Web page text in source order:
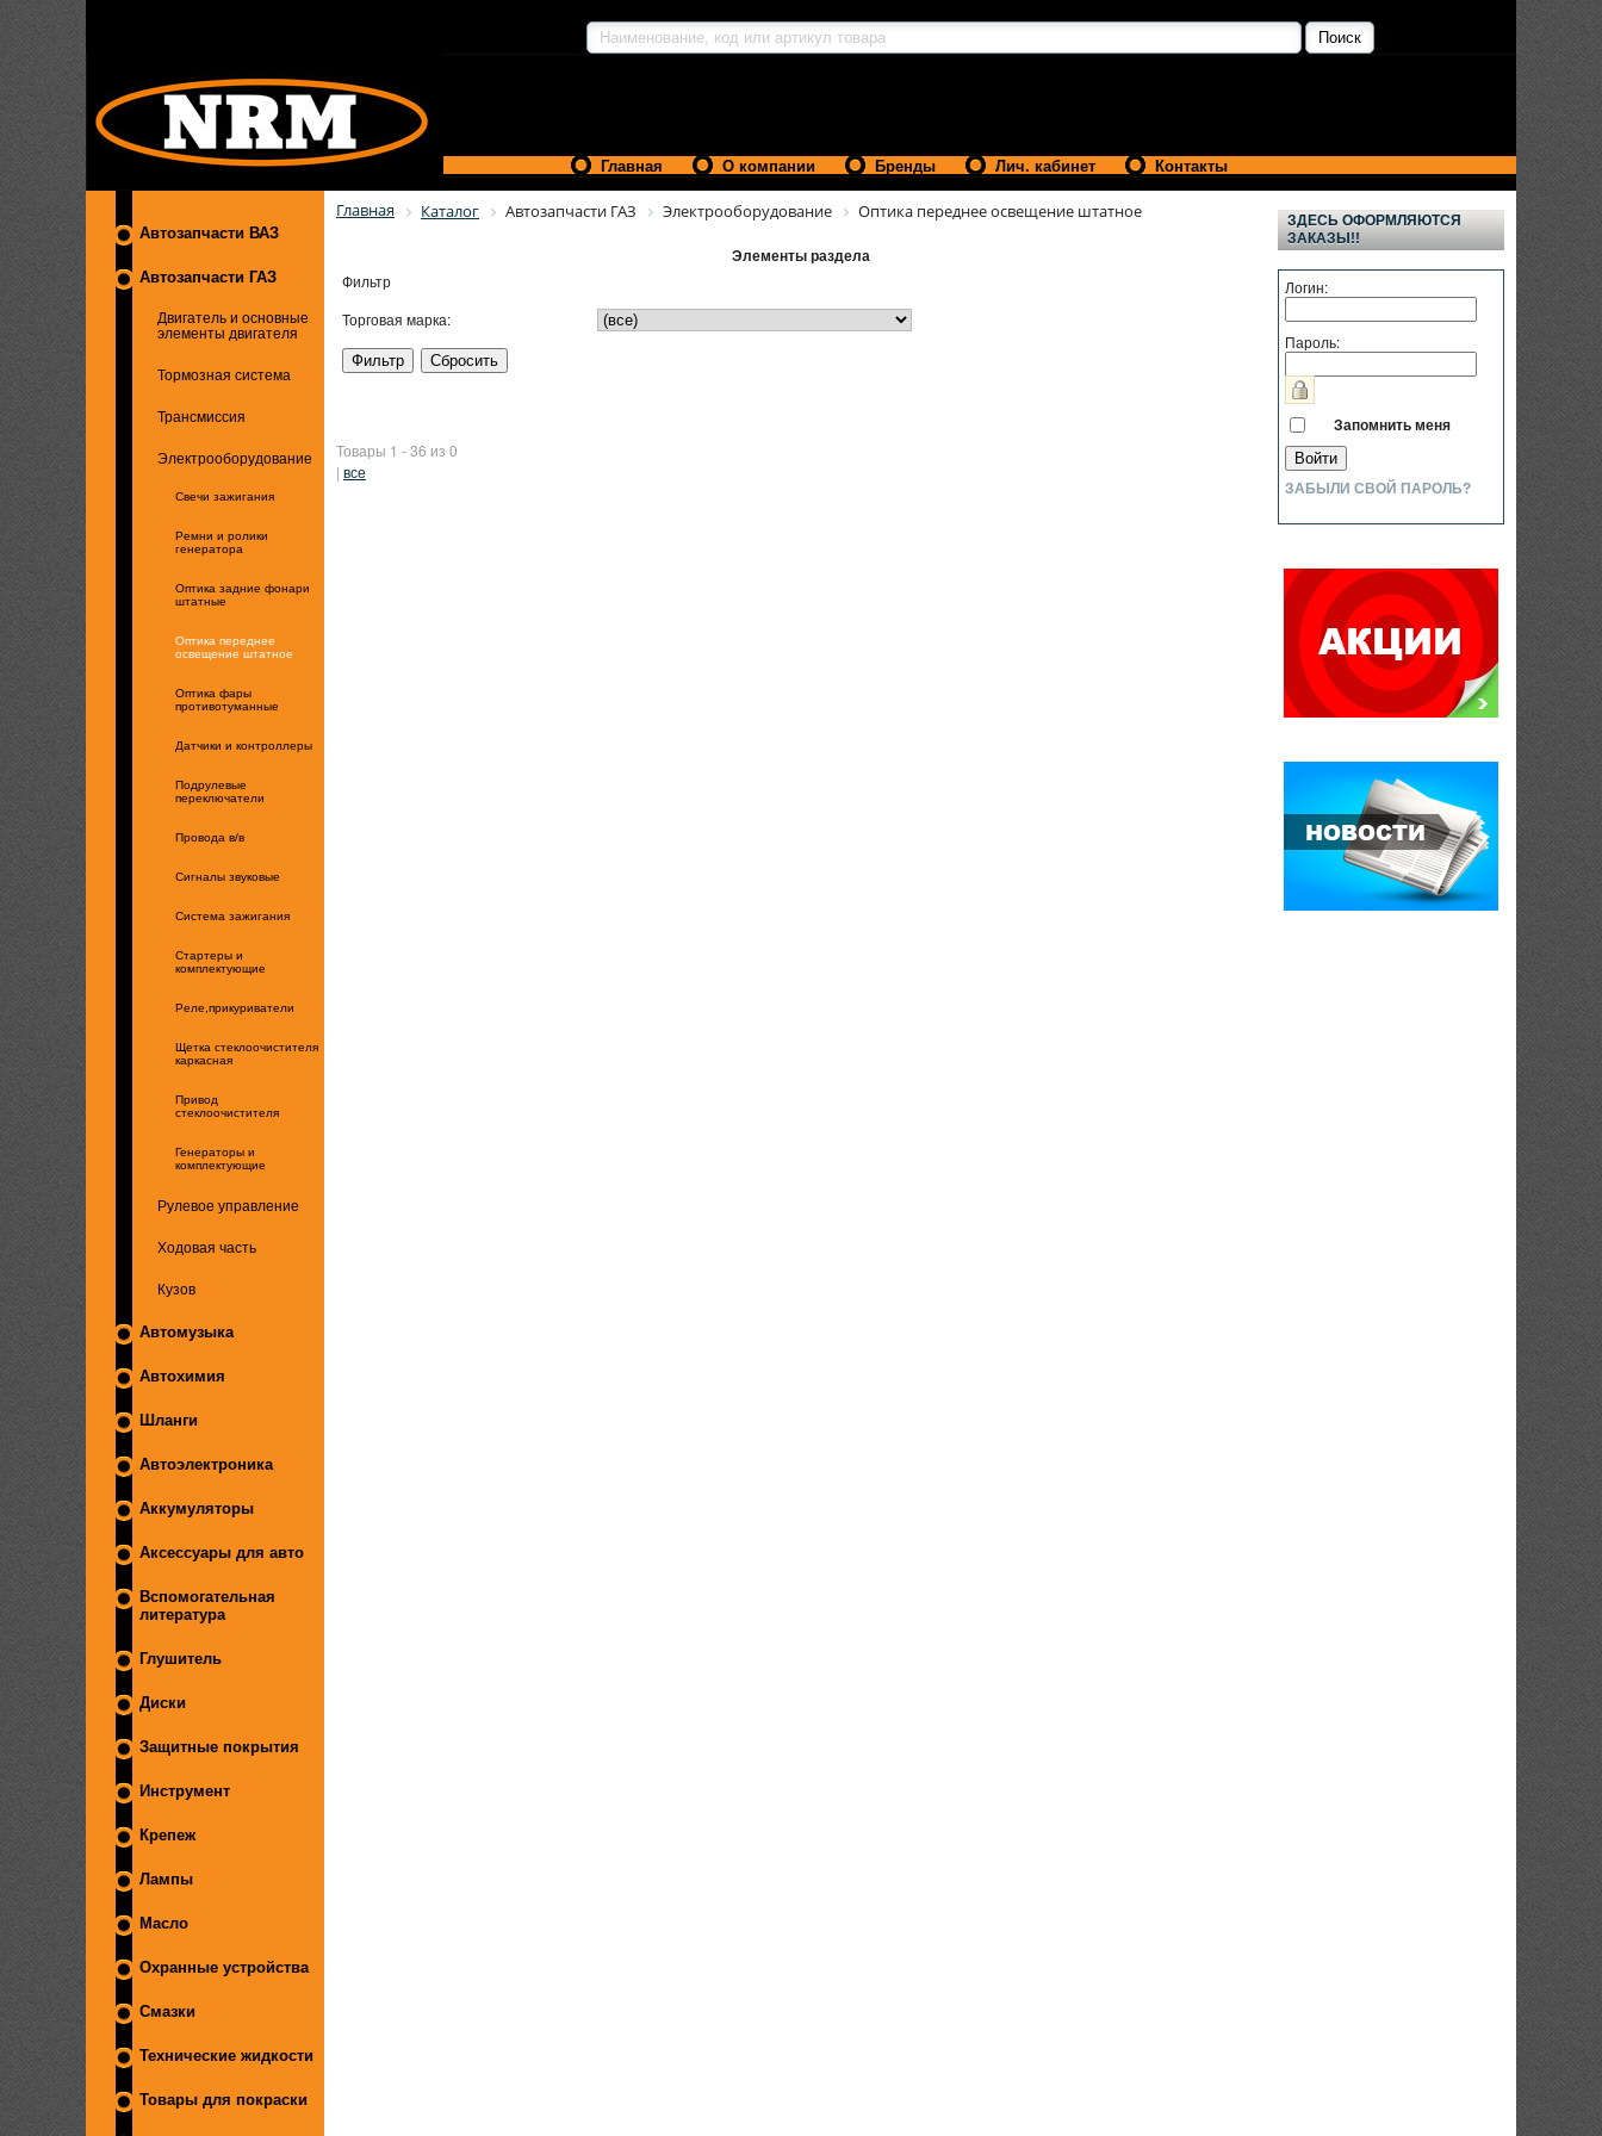
Главная О компании Бренды Лич. кабинет Контакты
Автозапчасти ВАЗ
Автозапчасти ГАЗ
Двигатель и основные
элементы двигателя
Тормозная система
Трансмиссия
Электрооборудование
Свечи зажигания
Ремни и ролики
генератора
Оптика задние фонари
штатные
Оптика переднее
освещение штатное
Оптика фары
противотуманные
Датчики и контроллеры
Подрулевые
переключатели
Провода в/в
Сигналы звуковые
Система зажигания
Стартеры и
комплектующие
Реле,прикуриватели
Щетка стеклоочистителя
каркасная
Привод
стеклоочистителя
Генераторы и
комплектующие
Рулевое управление
Ходовая часть
Кузов
Автомузыка
Автохимия
Шланги
Автоэлектроника
Аккумуляторы
Аксессуары для авто
Вспомогательная
литература
Глушитель
Диски
Защитные покрытия
Инструмент
Крепеж
Лампы
Масло
Охранные устройства
Смазки
Технические жидкости
Товары для покраски
Главная Каталог Автозапчасти ГАЗ Электрооборудование Оптика переднее освещение штатное
Элементы раздела
Фильтр
Торговая марка:
Товары 1 - 36 из 0
| все
ЗДЕСЬ ОФОРМЛЯЮТСЯ
ЗАКАЗЫ!!
Логин:
Пароль:
Запомнить меня
ЗАБЫЛИ СВОЙ ПАРОЛЬ?